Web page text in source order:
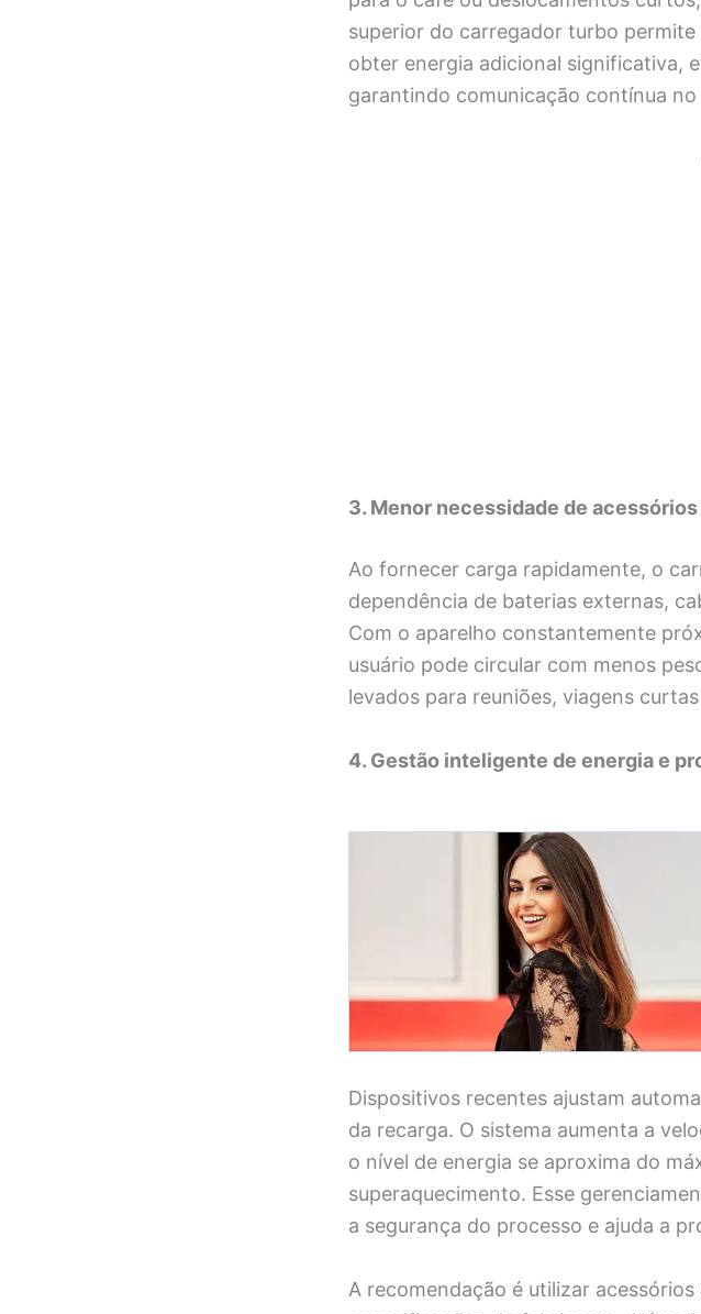
superior do carregador turbo
obter energia adicional significativa,
garantindo comunicação contínua
3. Menor necessidade de
Ao fornecer carga rapidamente, o
dependência de baterias externas,
Com o aparelho constantemente
usuário pode circular com menos
levados para reuniões, viagens
4. Gestão inteligente de energia e
Dispositivos recentes ajustam
da recarga. O sistema aumenta a
o nível de energia se aproxima do
superaquecimento. Esse
a segurança do processo e ajuda a
A recomendação é utilizar